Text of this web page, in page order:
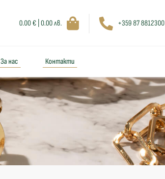
0.00 € | 0.00 лв. +359 87 8812300
За нас Контакти